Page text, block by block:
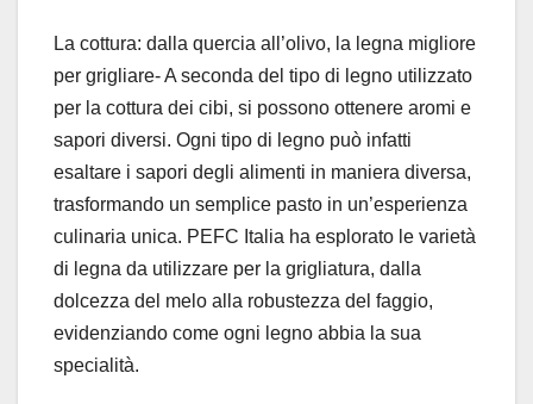
La cottura: dalla quercia all’olivo, la legna migliore
per grigliare- A seconda del tipo di legno utilizzato
per la cottura dei cibi, si possono ottenere aromi e
sapori diversi. Ogni tipo di legno può infatti
esaltare i sapori degli alimenti in maniera diversa,
trasformando un semplice pasto in un’esperienza
culinaria unica. PEFC Italia ha esplorato le varietà
di legna da utilizzare per la grigliatura, dalla
dolcezza del melo alla robustezza del faggio,
evidenziando come ogni legno abbia la sua
specialità.